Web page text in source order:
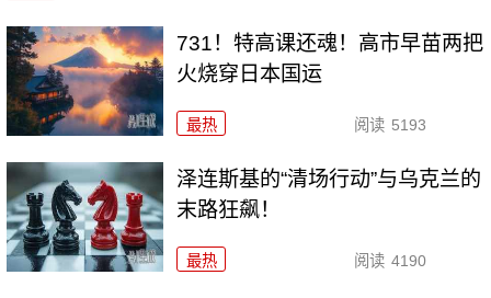
731！特高课还魂！高市早苗两把
火烧穿日本国运
最热 阅读 5193
泽连斯基的“清场行动”与乌克兰的
末路狂飙！
最热 阅读 4190